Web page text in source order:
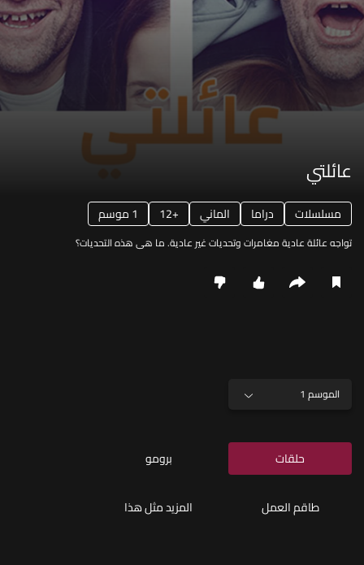
عائلتي
مسلسلات دراما الماني 12+ 1 موسم
تواجه عائلة عادية مغامرات وتحديات غير عادية. ما هي هذه التحديات؟
الموسم 1
حلقات برومو
طاقم العمل المزيد مثل هذا